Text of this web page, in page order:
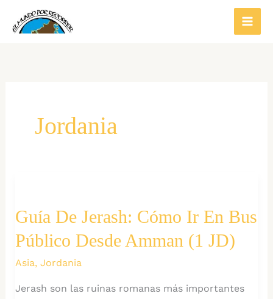
Jordania
Guía De Jerash: Cómo Ir En Bus
Público Desde Amman (1 JD)
Asia, Jordania
Jerash son las ruinas romanas más importantes